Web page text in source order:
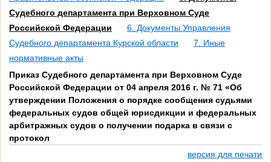
Судебного департамента при Верховном Суде
Российской Федерации
6. Документы Управления
Судебного департамента Курской области
7. Иные
нормативные акты
Приказ Судебного департамента при Верховном Суде
Российской Федерации от 04 апреля 2016 г. № 71 «Об
утверждении Положения о порядке сообщения судьями
федеральных судов общей юрисдикции и федеральных
арбитражных судов о получении подарка в связи с
протокол
версия для печати